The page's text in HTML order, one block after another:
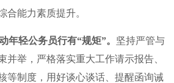
合能力素质提升。
年轻公务员行有“规矩”。 坚持严管与
并举，严格落实重大工作请示报告、
等制度，用好谈心谈话、提醒函询诫